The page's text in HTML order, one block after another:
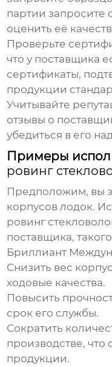
партии запросите
оценить её
Проверьте
что у поставщика
сертификаты,
продукции
Учитывайте
отзывы о
убедиться в его
Примеры
ровинг
Предположим, вы
корпусов лодок.
ровинг
поставщика,
Бриллиант
Снизить вес
ходовые качества.
Повысить
срок его службы.
Сократить
производстве, что
продукции.